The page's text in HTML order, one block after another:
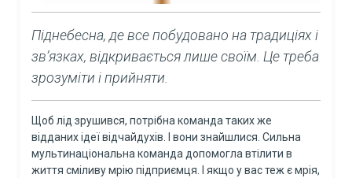
Піднебесна, де все побудовано на традиціях і
зв’язках, відкривається лише своїм. Це треба
зрозуміти і прийняти.
Щоб лід зрушився, потрібна команда таких же
відданих ідеї відчайдухів. І вони знайшлися. Сильна
мультинаціональна команда допомогла втілити в
життя сміливу мрію підприємця. І якщо у вас теж є мрія,